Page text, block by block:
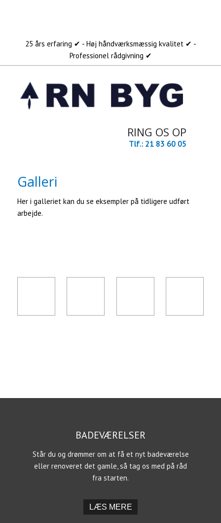
​​25 års erfaring ✔ - Høj håndværksmæssig kvalitet ✔ -
Professionel rådgivning ✔
RING OS OP
Tlf.: 21 83 60 05
Galleri
Her i galleriet kan du se eksempler på tidligere udført
arbejde.
BADEVÆRELSER
Står du og drømmer om at få et nyt badeværelse
eller renoveret det gamle, så tag os med på råd
fra starten.
​LÆS MERE